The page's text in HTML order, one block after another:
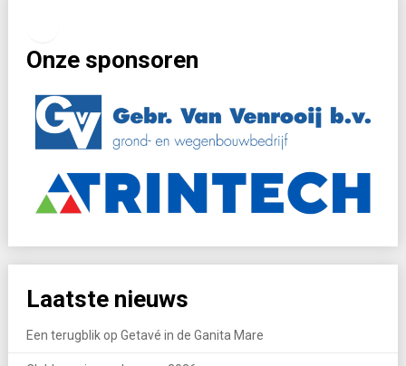
Onze sponsoren
Laatste nieuws
Een terugblik op Getavé in de Ganita Mare